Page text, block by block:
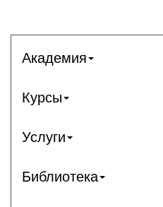
Академия
Курсы
Услуги
Библиотека